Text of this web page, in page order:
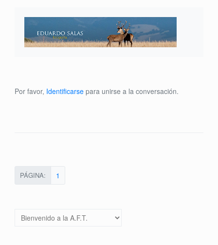
Por favor, Identificarse para unirse a la conversación.
PÁGINA: 1